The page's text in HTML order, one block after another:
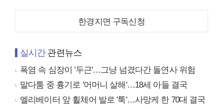
한경지면 구독신청
실시간관련뉴스
폭염 속 심장이 '두근'…그냥 넘겼다간 돌연사 위험
말다툼 중 흉기로 '어머니 살해'…18세 아들 결국
엘리베이터 앞 휠체어 발로 '툭'…사망케 한 70대 결국